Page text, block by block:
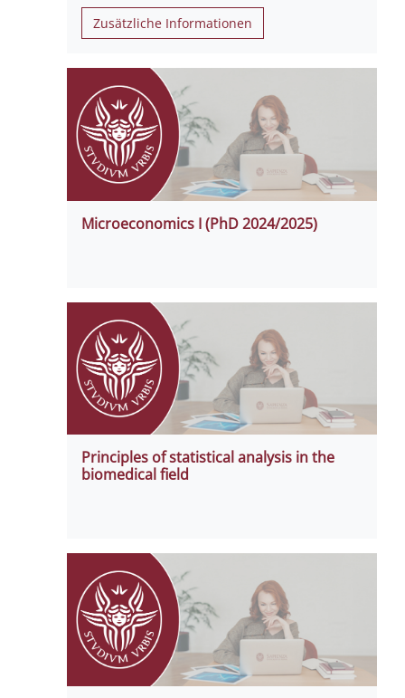
Zusätzliche Informationen
Microeconomics I (PhD 2024/2025)
Principles of statistical analysis in the
biomedical field